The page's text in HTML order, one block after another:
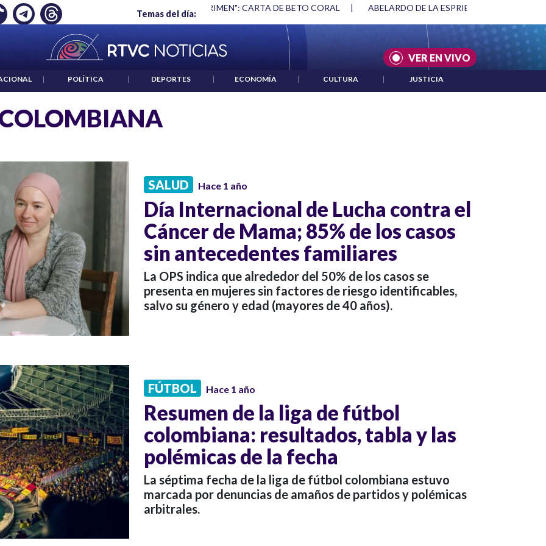
Temas del día:
EMPLEO: JP MORGAN "HABLAR NO ES UN CRIMEN": CARTA DE BETO CORAL | ABELARDO DE LA ESPRIELLA Y DMG
VER EN VIVO
| POLÍTICA | DEPORTES | ECONOMÍA | CULTURA | JUSTICIA
SALUD Hace 1 año
Día Internacional de Lucha contra el
Cáncer de Mama; 85% de los casos
sin antecedentes familiares
La OPS indica que alrededor del 50% de los casos se
presenta en mujeres sin factores de riesgo identificables,
salvo su género y edad (mayores de 40 años).
FÚTBOL Hace 1 año
Resumen de la liga de fútbol
colombiana: resultados, tabla y las
polémicas de la fecha
La séptima fecha de la liga de fútbol colombiana estuvo
marcada por denuncias de amaños de partidos y polémicas
arbitrales.